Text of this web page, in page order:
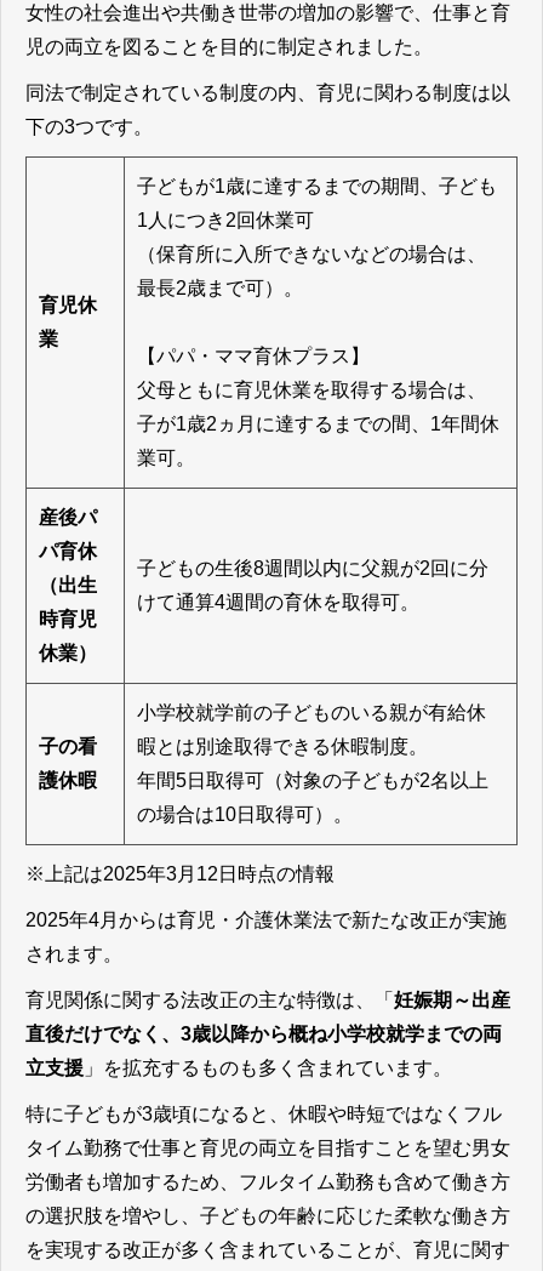
女性の社会進出や共働き世帯の増加の影響で、仕事と育
児の両立を図ることを目的に制定されました。
同法で制定されている制度の内、育児に関わる制度は以
下の3つです。
育児休
業
子どもが1歳に達するまでの期間、子ども
1人につき2回休業可
（保育所に入所できないなどの場合は、
最長2歳まで可）。
【パパ・ママ育休プラス】
父母ともに育児休業を取得する場合は、
子が1歳2ヵ月に達するまでの間、1年間休
業可。
産後パ
パ育休
（出生
時育児
休業）
子どもの生後8週間以内に父親が2回に分
けて通算4週間の育休を取得可。
子の看
護休暇
小学校就学前の子どものいる親が有給休
暇とは別途取得できる休暇制度。
年間5日取得可（対象の子どもが2名以上
の場合は10日取得可）。
※上記は2025年3月12日時点の情報
2025年4月からは育児・介護休業法で新たな改正が実施
されます。
育児関係に関する法改正の主な特徴は、「 妊娠期～出産
直後だけでなく、3歳以降から概ね小学校就学までの両
立支援 」を拡充するものも多く含まれています。
特に子どもが3歳頃になると、休暇や時短ではなくフル
タイム勤務で仕事と育児の両立を目指すことを望む男女
労働者も増加するため、フルタイム勤務も含めて働き方
の選択肢を増やし、子どもの年齢に応じた柔軟な働き方
を実現する改正が多く含まれていることが、育児に関す